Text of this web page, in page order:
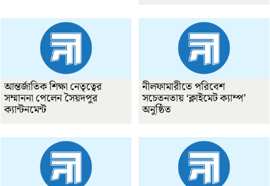
আন্তর্জাতিক শিক্ষা নেতৃত্বের
সম্মাননা পেলেন সৈয়দপুর
ক্যান্টনমেন্ট
নীলফামারীতে পরিবেশ
সচেতনতায় ‘ক্লাইমেট ক্যাম্প’
অনুষ্ঠিত